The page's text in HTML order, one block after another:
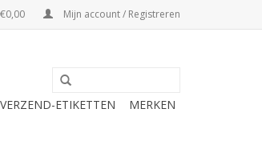
Mijn account / Registreren
VERZEND-ETIKETTEN MERKEN